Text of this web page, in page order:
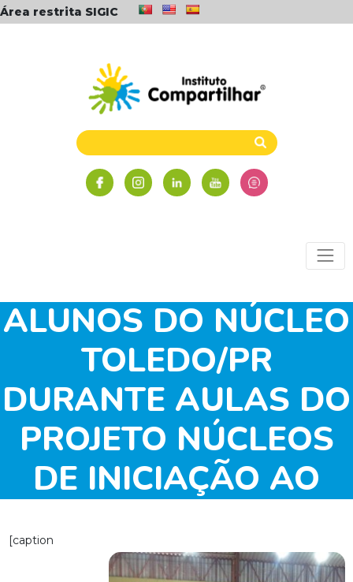
Área restrita SIGIC
VOLEIBOL MOTIVA
ALUNOS DO NÚCLEO
TOLEDO/PR
DURANTE AULAS DO
PROJETO NÚCLEOS
DE INICIAÇÃO AO
PARANÁ
[caption